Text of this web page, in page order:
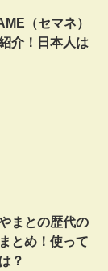
（セマネ）
介！日本人は
まとの歴代の
とめ！使って
？